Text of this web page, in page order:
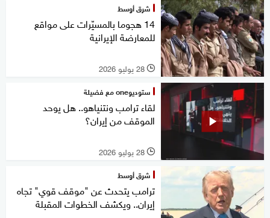
شرق أوسط
14 هجوما بالمسيّرات على مواقع
للمعارضة الإيرانية
l 28 يوليو 2026
ستوديوone مع فضيلة
لقاء ترامب ونتنياهو.. هل يوحد
الموقف من إيران؟
l 28 يوليو 2026
شرق أوسط
ترامب يتحدث عن "موقف قوي" تجاه
إيران.. ويكشف الخطوات المقبلة